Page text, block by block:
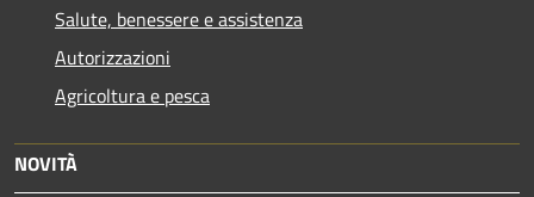
Salute, benessere e assistenza
Autorizzazioni
Agricoltura e pesca
NOVITÀ